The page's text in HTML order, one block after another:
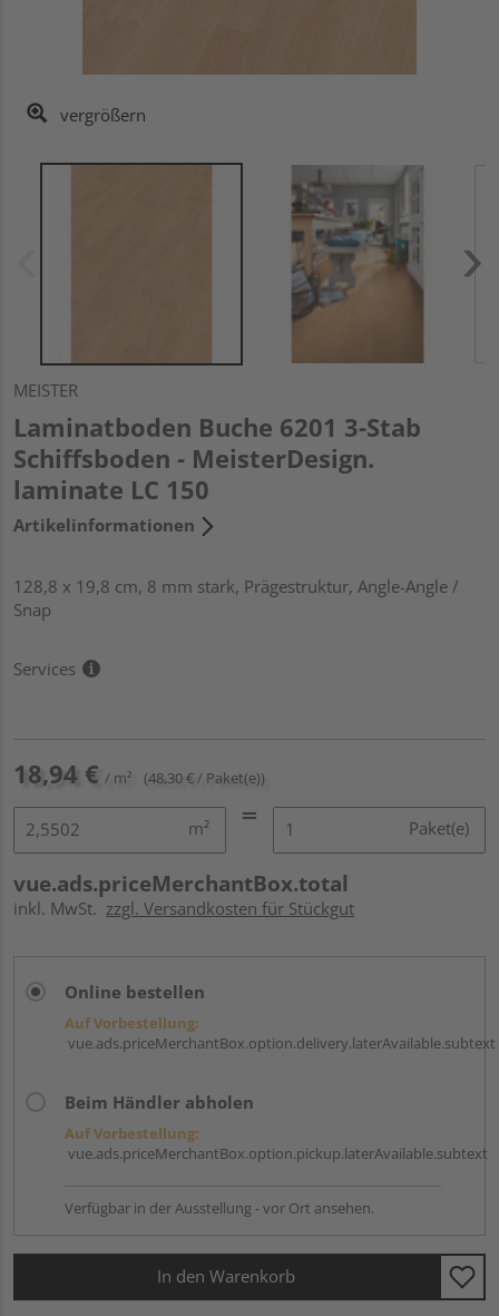
vergrößern
MEISTER
Laminatboden Buche 6201 3-Stab
Schiffsboden - MeisterDesign.
laminate LC 150
Artikelinformationen
128,8 x 19,8 cm, 8 mm stark, Prägestruktur, Angle-Angle /
Snap
Services
18,94 € / m² (48,30 € / Paket(e))
m² Paket(e)
vue.ads.priceMerchantBox.total
inkl. MwSt. zzgl. Versandkosten für Stückgut
Online bestellen
Auf Vorbestellung:
vue.ads.priceMerchantBox.option.delivery.laterAvailable.subtext
Beim Händler abholen
Auf Vorbestellung:
vue.ads.priceMerchantBox.option.pickup.laterAvailable.subtext
Verfügbar in der Ausstellung - vor Ort ansehen.
In den Warenkorb